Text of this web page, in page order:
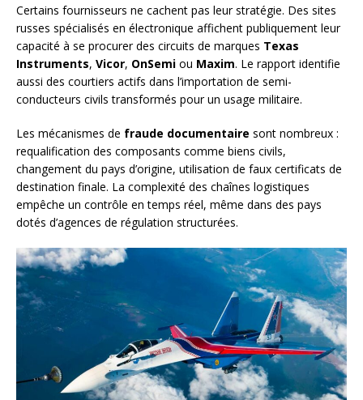
Certains fournisseurs ne cachent pas leur stratégie. Des sites
russes spécialisés en électronique affichent publiquement leur
capacité à se procurer des circuits de marques Texas
Instruments, Vicor, OnSemi ou Maxim. Le rapport identifie
aussi des courtiers actifs dans l’importation de semi-
conducteurs civils transformés pour un usage militaire.
Les mécanismes de fraude documentaire sont nombreux :
requalification des composants comme biens civils,
changement du pays d’origine, utilisation de faux certificats de
destination finale. La complexité des chaînes logistiques
empêche un contrôle en temps réel, même dans des pays
dotés d’agences de régulation structurées.